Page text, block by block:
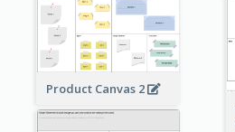
Product Canvas 2